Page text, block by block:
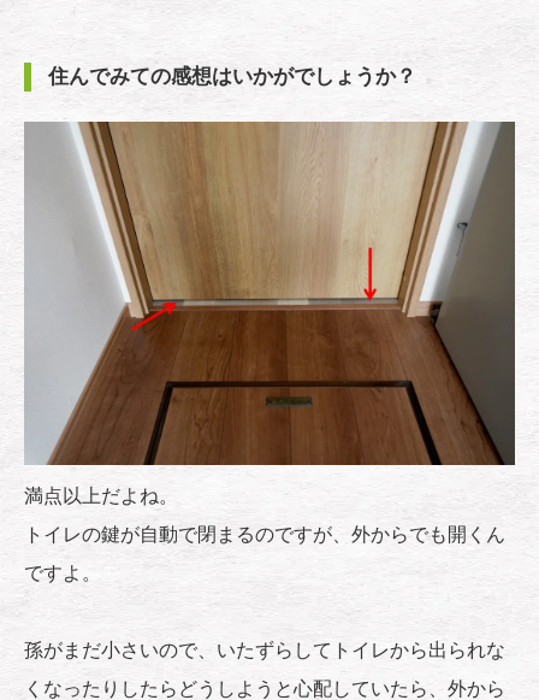
住んでみての感想はいかがでしょうか？
満点以上だよね。
トイレの鍵が自動で閉まるのですが、外からでも開くん
ですよ。
孫がまだ小さいので、いたずらしてトイレから出られな
くなったりしたらどうしようと心配していたら、外から